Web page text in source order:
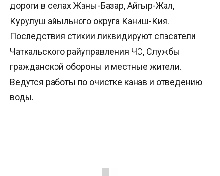
дороги в селах Жаны-Базар, Айгыр-Жал,
Курулуш айыльного округа Каниш-Кия.
Последствия стихии ликвидируют спасатели
Чаткальского райуправления ЧС, Службы
гражданской обороны и местные жители.
Ведутся работы по очистке канав и отведению
воды.